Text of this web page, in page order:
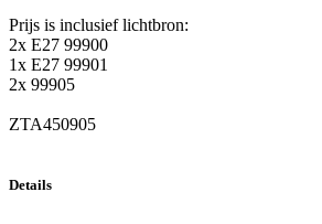
Prijs is inclusief lichtbron:
2x E27 99900
1x E27 99901
2x 99905
ZTA450905
Details